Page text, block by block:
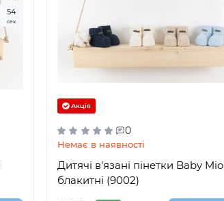
53
сек
Акція
0
Немає в наявності
Дитячі в'язані пінетки Baby Mio
блакитні (9002)